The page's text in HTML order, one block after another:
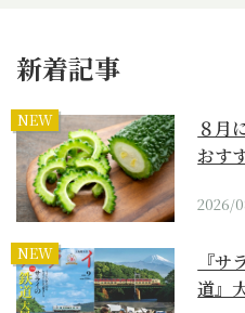
新着記事
NEW
８月
おす
2026/
NEW
『
道』